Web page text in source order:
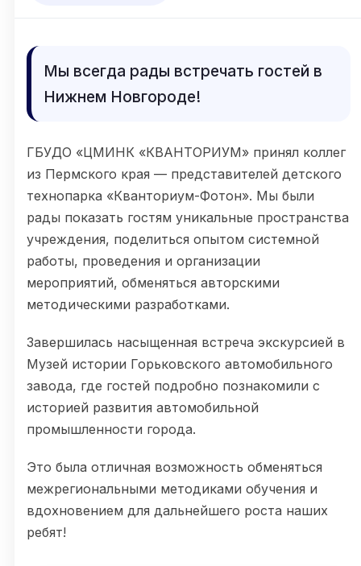
Мы всегда рады встречать гостей в
Нижнем Новгороде!
ГБУДО «ЦМИНК «КВАНТОРИУМ» принял коллег
из Пермского края — представителей детского
технопарка «Кванториум-Фотон». Мы были
рады показать гостям уникальные пространства
учреждения, поделиться опытом системной
работы, проведения и организации
мероприятий, обменяться авторскими
методическими разработками.
Завершилась насыщенная встреча экскурсией в
Музей истории Горьковского автомобильного
завода, где гостей подробно познакомили с
историей развития автомобильной
промышленности города.
Это была отличная возможность обменяться
межрегиональными методиками обучения и
вдохновением для дальнейшего роста наших
ребят!